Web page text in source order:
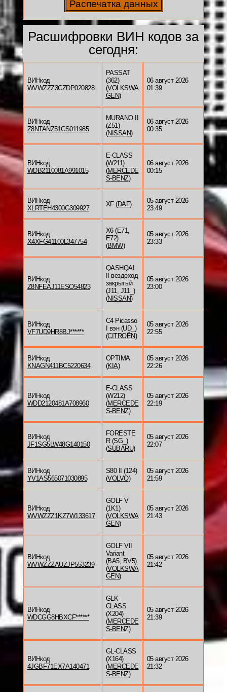
Расшифровки ВИН кодов за
сегодня:
ВИНкод
WVWZZZ3CZDP020828
PASSAT
(362)
(VOLKSWA
GEN)
06 август 2026
01:39
ВИНкод
Z8NTANZ51CS011985
MURANO II
(Z51)
(NISSAN)
06 август 2026
00:35
ВИНкод
WDB2110081A991015
E-CLASS
(W211)
(MERCEDE
S-BENZ)
06 август 2026
00:15
ВИНкод
XLRTEH4300G309927
XF (DAF)
05 август 2026
23:49
ВИНкод
X4XFG41100L347754
X6 (E71,
E72)
(BMW)
05 август 2026
23:33
ВИНкод
Z8NFEAJ11ESO54823
QASHQAI
II вездеход
закрытый
(J11, J11_)
(NISSAN)
05 август 2026
23:00
ВИНкод
VF7UD9HR8BJ******
C4 Picasso
I вэн (UD_)
(CITROËN)
05 август 2026
22:55
ВИНкод
KNAGN411BC5220634
OPTIMA
(KIA)
05 август 2026
22:26
ВИНкод
WDD2120481A708960
E-CLASS
(W212)
(MERCEDE
S-BENZ)
05 август 2026
22:19
ВИНкод
JF1SG5LW48G140150
FORESTE
R (SG_)
(SUBARU)
05 август 2026
22:07
ВИНкод
YV1AS565071030895
S80 II (124)
(VOLVO)
05 август 2026
21:59
ВИНкод
WVWZZZ1KZ7W133617
GOLF V
(1K1)
(VOLKSWA
GEN)
05 август 2026
21:43
ВИНкод
WVWZZZAUZJP553239
GOLF VII
Variant
(BA5, BV5)
(VOLKSWA
GEN)
05 август 2026
21:42
ВИНкод
WDCGG8HBXCF******
GLK-
CLASS
(X204)
(MERCEDE
S-BENZ)
05 август 2026
21:39
ВИНкод
4JGBF71EX7A140471
GL-CLASS
(X164)
(MERCEDE
S-BENZ)
05 август 2026
21:32